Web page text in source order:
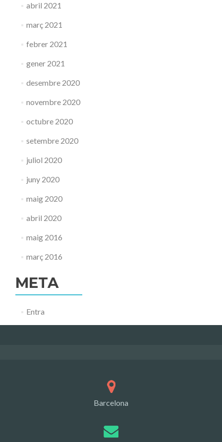
abril 2021
març 2021
febrer 2021
gener 2021
desembre 2020
novembre 2020
octubre 2020
setembre 2020
juliol 2020
juny 2020
maig 2020
abril 2020
maig 2016
març 2016
META
Entra
Barcelona